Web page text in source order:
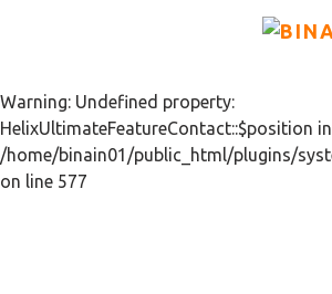
Warning: Undefined property:
HelixUltimateFeatureContact::$position in
/home/binain01/public_html/plugins/
on line 577